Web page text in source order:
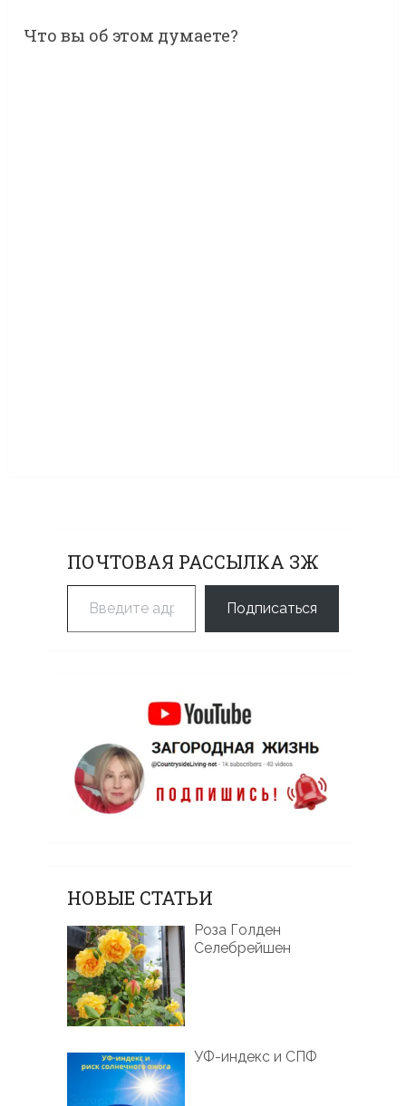
Что вы об этом думаете?
ПОЧТОВАЯ РАССЫЛКА ЗЖ
Введите адрес электронной почты…
Подписаться
НОВЫЕ СТАТЬИ
Роза Голден
Селебрейшен
УФ-индекс и СПФ